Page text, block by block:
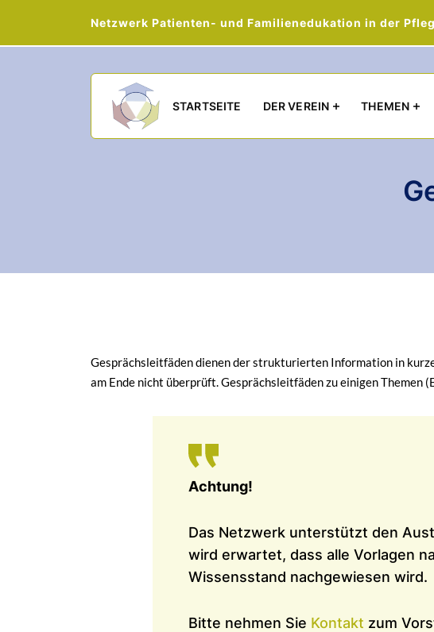
Netzwerk Patienten- und Familienedukation in der
STARTSEITE DER VEREIN THEMEN
Gesprächsleitfäden dienen der strukturierten Information in
am Ende nicht überprüft. Gesprächsleitfäden zu einigen Themen
Achtung!
Das Netzwerk unterstützt den
wird erwartet, dass alle Vorlagen
Wissensstand nachgewiesen wird.
Bitte nehmen Sie Kontakt zum